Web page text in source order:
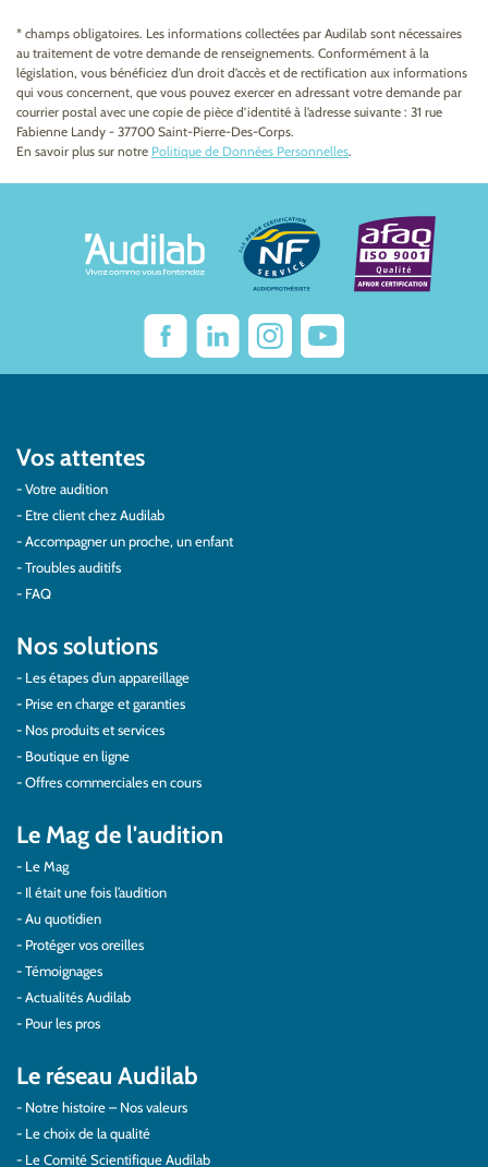
* champs obligatoires. Les informations collectées par Audilab sont nécessaires
au traitement de votre demande de renseignements. Conformément à la
législation, vous bénéficiez d’un droit d’accès et de rectification aux informations
qui vous concernent, que vous pouvez exercer en adressant votre demande par
courrier postal avec une copie de pièce d’identité à l’adresse suivante : 31 rue
Fabienne Landy - 37700 Saint-Pierre-Des-Corps.
En savoir plus sur notre Politique de Données Personnelles.
Vos attentes
Votre audition
Etre client chez Audilab
Accompagner un proche, un enfant
Troubles auditifs
FAQ
Nos solutions
Les étapes d’un appareillage
Prise en charge et garanties
Nos produits et services
Boutique en ligne
Offres commerciales en cours
Le Mag de l'audition
Le Mag
Il était une fois l’audition
Au quotidien
Protéger vos oreilles
Témoignages
Actualités Audilab
Pour les pros
Le réseau Audilab
Notre histoire – Nos valeurs
Le choix de la qualité
Le Comité Scientifique Audilab